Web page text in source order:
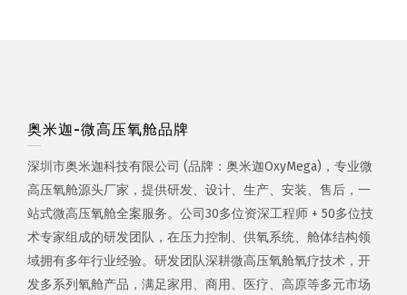
奥米迦-微高压氧舱品牌
深圳市奥米迦科技有限公司 (品牌：奥米迦OxyMega)，专业微
高压氧舱源头厂家，提供研发、设计、生产、安装、售后，一
站式微高压氧舱全案服务。公司30多位资深工程师 + 50多位技
术专家组成的研发团队，在压力控制、供氧系统、舱体结构领
域拥有多年行业经验。研发团队深耕微高压氧舱氧疗技术，开
发多系列氧舱产品，满足家用、商用、医疗、高原等多元市场